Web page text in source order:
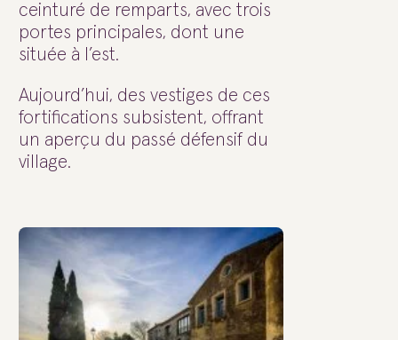
ceinturé de remparts, avec trois
portes principales, dont une
située à l’est.
Aujourd’hui, des vestiges de ces
fortifications subsistent, offrant
un aperçu du passé défensif du
village.